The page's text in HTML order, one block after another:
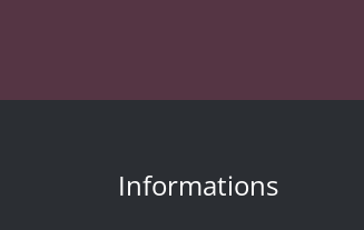
Informations